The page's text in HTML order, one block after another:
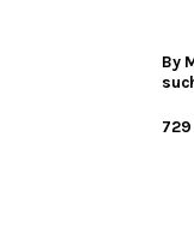
By
729